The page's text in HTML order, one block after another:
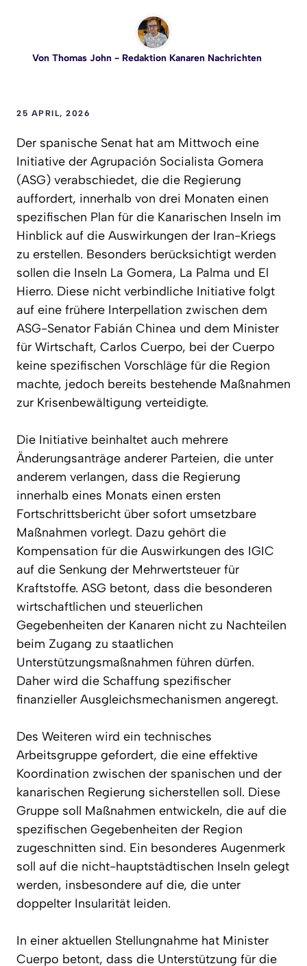
Von Thomas John- Redaktion Kanaren Nachrichten
25 APRIL, 2026
Der spanische Senat hat am Mittwoch eine
Initiative der Agrupación Socialista Gomera
(ASG) verabschiedet, die die Regierung
auffordert, innerhalb von drei Monaten einen
spezifischen Plan für die Kanarischen Inseln im
Hinblick auf die Auswirkungen der Iran-Kriegs
zu erstellen. Besonders berücksichtigt werden
sollen die Inseln La Gomera, La Palma und El
Hierro. Diese nicht verbindliche Initiative folgt
auf eine frühere Interpellation zwischen dem
ASG-Senator Fabián Chinea und dem Minister
für Wirtschaft, Carlos Cuerpo, bei der Cuerpo
keine spezifischen Vorschläge für die Region
machte, jedoch bereits bestehende Maßnahmen
zur Krisenbewältigung verteidigte.
Die Initiative beinhaltet auch mehrere
Änderungsanträge anderer Parteien, die unter
anderem verlangen, dass die Regierung
innerhalb eines Monats einen ersten
Fortschrittsbericht über sofort umsetzbare
Maßnahmen vorlegt. Dazu gehört die
Kompensation für die Auswirkungen des IGIC
auf die Senkung der Mehrwertsteuer für
Kraftstoffe. ASG betont, dass die besonderen
wirtschaftlichen und steuerlichen
Gegebenheiten der Kanaren nicht zu Nachteilen
beim Zugang zu staatlichen
Unterstützungsmaßnahmen führen dürfen.
Daher wird die Schaffung spezifischer
finanzieller Ausgleichsmechanismen angeregt.
Des Weiteren wird ein technisches
Arbeitsgruppe gefordert, die eine effektive
Koordination zwischen der spanischen und der
kanarischen Regierung sicherstellen soll. Diese
Gruppe soll Maßnahmen entwickeln, die auf die
spezifischen Gegebenheiten der Region
zugeschnitten sind. Ein besonderes Augenmerk
soll auf die nicht-hauptstädtischen Inseln gelegt
werden, insbesondere auf die, die unter
doppelter Insularität leiden.
In einer aktuellen Stellungnahme hat Minister
Cuerpo betont, dass die Unterstützung für die